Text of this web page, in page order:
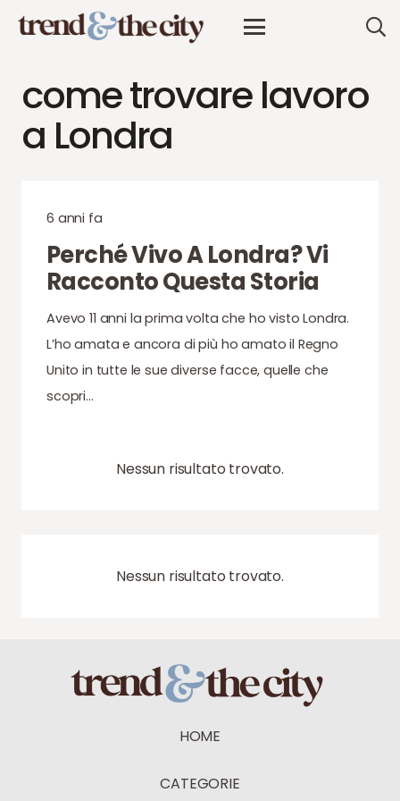
come trovare lavoro
a Londra
6 anni fa
Perché Vivo A Londra? Vi
Racconto Questa Storia
Avevo 11 anni la prima volta che ho visto Londra.
L’ho amata e ancora di più ho amato il Regno
Unito in tutte le sue diverse facce, quelle che
scopri…
Nessun risultato trovato.
Nessun risultato trovato.
HOME
CATEGORIE